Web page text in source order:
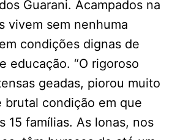
Guarani. Acampados na
vivem sem nenhuma
condições dignas de
educação. “O rigoroso
geadas, piorou muito
brutal condição em que
15 famílias. As lonas, nos